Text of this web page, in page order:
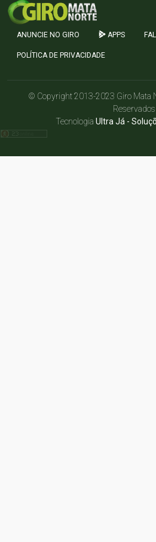
ANUNCIE NO GIRO APPS
POLÍTICA DE PRIVACIDADE
© Copyright 2013-2023 Giro Mata
Reservados
Tecnologia Ultra Já -